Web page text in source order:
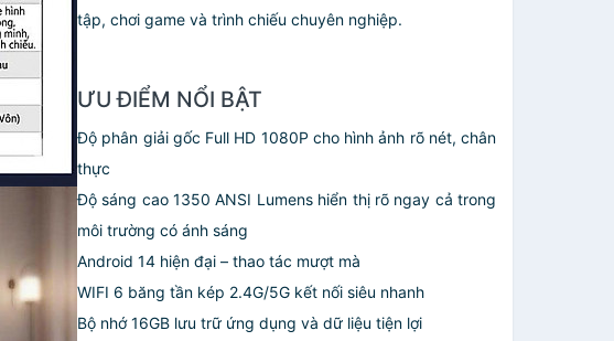
tập, chơi game và trình chiếu chuyên nghiệp.
ƯU ĐIỂM NỔI BẬT
Độ phân giải gốc Full HD 1080P cho hình ảnh rõ nét, chân
thực
Độ sáng cao 1350 ANSI Lumens hiển thị rõ ngay cả trong
môi trường có ánh sáng
Android 14 hiện đại – thao tác mượt mà
WIFI 6 băng tần kép 2.4G/5G kết nối siêu nhanh
Bộ nhớ 16GB lưu trữ ứng dụng và dữ liệu tiện lợi